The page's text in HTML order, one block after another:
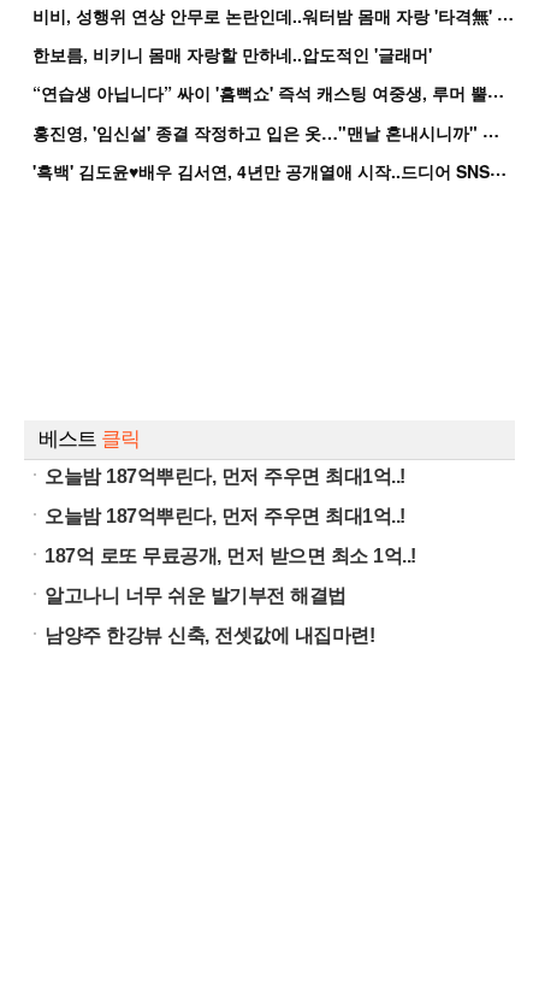
비
비, 성행위 연상 안무로 논란인데..워터밤 몸매 자랑 '타격無' 근황
한보름, 비키니 몸매 자랑할 만하네..압도적인 '글래머'
“
연습생 아닙니다” 싸이 '흠뻑쇼' 즉석 캐스팅 여중생, 루머 뿔났다[Oh!쎈 이...
홍
진영, '임신설' 종결 작정하고 입은 옷…"맨날 혼내시니까" 억울
'
흑백' 김도윤♥배우 김서연, 4년만 공개열애 시작..드디어 SNS에 노출 [핫피...